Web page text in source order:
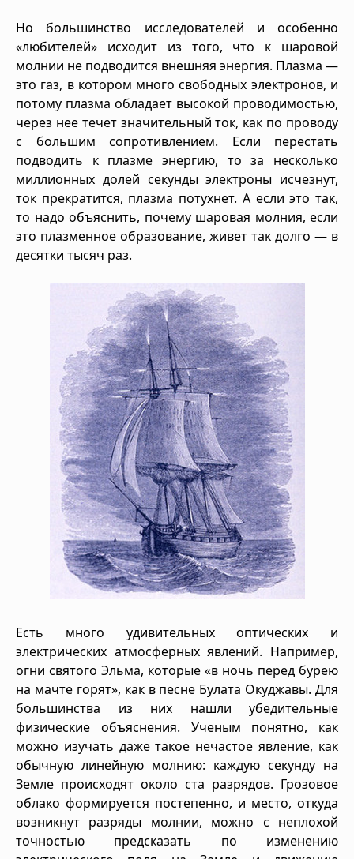
Но большинство исследователей и особенно
«любителей» исходит из того, что к шаровой
молнии не подводится внешняя энергия. Плазма —
это газ, в котором много свободных электронов, и
потому плазма обладает высокой проводимостью,
через нее течет значительный ток, как по проводу
с большим сопротивлением. Если перестать
подводить к плазме энергию, то за несколько
миллионных долей секунды электроны исчезнут,
ток прекратится, плазма потухнет. А если это так,
то надо объяснить, почему шаровая молния, если
это плазменное образование, живет так долго — в
десятки тысяч раз.
Есть много удивительных оптических и
электрических атмосферных явлений. Например,
огни святого Эльма, которые «в ночь перед бурею
на мачте горят», как в песне Булата Окуджавы. Для
большинства из них нашли убедительные
физические объяснения. Ученым понятно, как
можно изучать даже такое нечастое явление, как
обычную линейную молнию: каждую секунду на
Земле происходят около ста разрядов. Грозовое
облако формируется постепенно, и место, откуда
возникнут разряды молнии, можно с неплохой
точностью предсказать по изменению